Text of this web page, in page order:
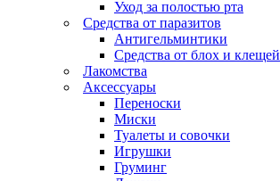
Уход за полостью рта
Средства от паразитов
Антигельминтики
Средства от блох и клещей
Лакомства
Аксессуары
Переноски
Миски
Туалеты и совочки
Игрушки
Груминг